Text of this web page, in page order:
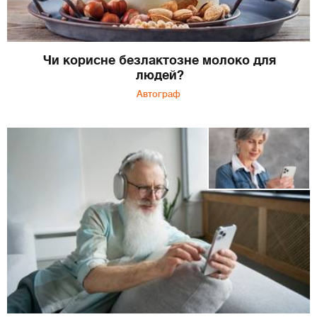
Чи корисне безлактозне молоко для
людей?
Автограф